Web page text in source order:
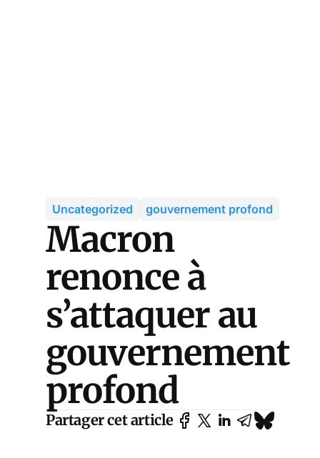
Uncategorized gouvernement profond
Macron
renonce à
s’attaquer au
gouvernement
profond
Partager cet article